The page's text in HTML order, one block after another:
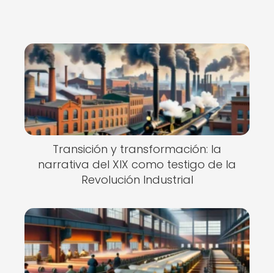
Transición y transformación: la
narrativa del XIX como testigo de la
Revolución Industrial